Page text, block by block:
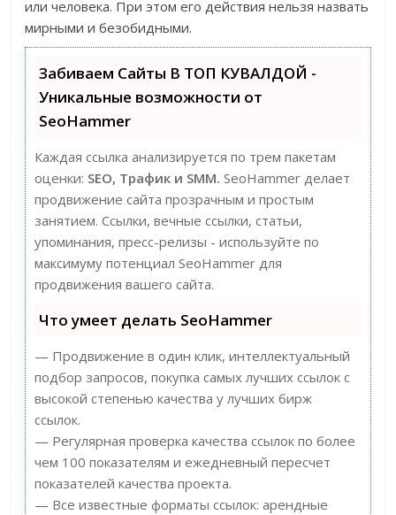
или человека. При этом его действия нельзя назвать
мирными и безобидными.
Забиваем Сайты В ТОП КУВАЛДОЙ -
Уникальные возможности от
SeoHammer
Каждая ссылка анализируется по трем пакетам
оценки: SEO, Трафик и SMM. SeoHammer делает
продвижение сайта прозрачным и простым
занятием. Ссылки, вечные ссылки, статьи,
упоминания, пресс-релизы - используйте по
максимуму потенциал SeoHammer для
продвижения вашего сайта.
Что умеет делать SeoHammer
— Продвижение в один клик, интеллектуальный
подбор запросов, покупка самых лучших ссылок с
высокой степенью качества у лучших бирж
ссылок.
— Регулярная проверка качества ссылок по более
чем 100 показателям и ежедневный пересчет
показателей качества проекта.
— Все известные форматы ссылок: арендные